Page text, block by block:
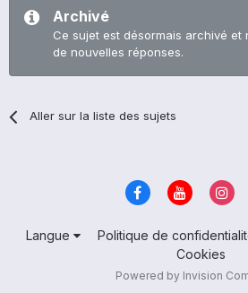
Archivé
Ce sujet est désormais archivé et
de nouvelles réponses.
Aller sur la liste des sujets
Langue Politique de
Cookies
Powered by Invision